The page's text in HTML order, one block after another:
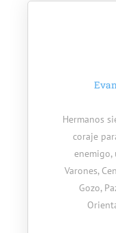
Hermanos
coraje
enemigo,
Varones,
Gozo,